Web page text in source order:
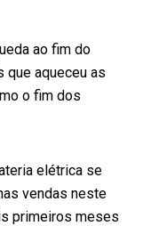
ao fim do
aqueceu as
o fim dos
elétrica se
vendas neste
primeiros meses